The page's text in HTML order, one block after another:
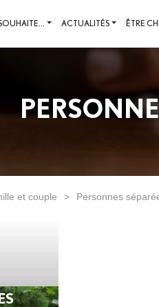
ACTUALITÉS ÊTRE
et couple > Personnes